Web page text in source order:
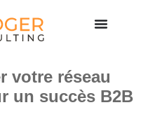
votre réseau
un succès B2B